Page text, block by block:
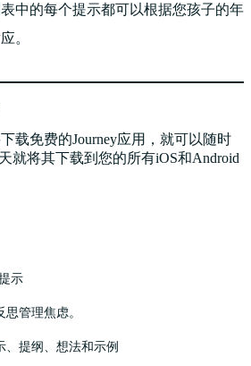
中的每个提示都可以根据您孩子的年
。
载免费的Journey应用，就可以随时
就将其下载到您的所有iOS和Android
示
管理焦虑。
、提纲、想法和示例